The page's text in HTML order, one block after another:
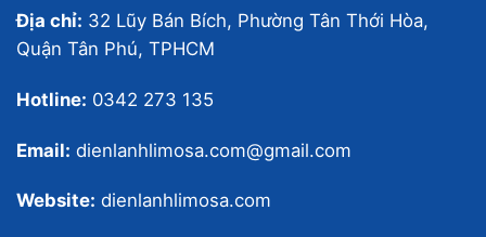
Địa chỉ: 32 Lũy Bán Bích, Phường Tân Thới Hòa,
Quận Tân Phú, TPHCM
Hotline: 0342 273 135
Email: dienlanhlimosa.com@gmail.com
Website: dienlanhlimosa.com